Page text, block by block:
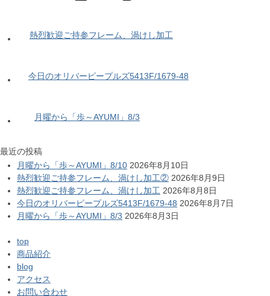
熱烈歓迎ご持参フレーム、渦けし加工
今日のオリバーピープルズ5413F/1679-48
月曜から「歩～AYUMI」8/3
最近の投稿
月曜から「歩～AYUMI」8/10 2026年8月10日
熱烈歓迎ご持参フレーム、渦けし加工② 2026年8月9日
熱烈歓迎ご持参フレーム、渦けし加工 2026年8月8日
今日のオリバーピープルズ5413F/1679-48 2026年8月7日
月曜から「歩～AYUMI」8/3 2026年8月3日
top
商品紹介
blog
アクセス
お問い合わせ